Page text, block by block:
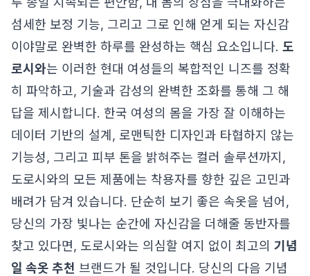
섬세한 보정 기능, 그리고 그로 인해 얻게 되는 자신감
이야말로 완벽한 하루를 완성하는 핵심 요소입니다. 도
로시와는 이러한 현대 여성들의 복합적인 니즈를 정확
히 파악하고, 기술과 감성의 완벽한 조화를 통해 그 해
답을 제시합니다. 한국 여성의 몸을 가장 잘 이해하는
데이터 기반의 설계, 로맨틱한 디자인과 타협하지 않는
기능성, 그리고 피부 톤을 밝혀주는 컬러 솔루션까지,
도로시와의 모든 제품에는 착용자를 향한 깊은 고민과
배려가 담겨 있습니다. 단순히 보기 좋은 속옷을 넘어,
당신의 가장 빛나는 순간에 자신감을 더해줄 동반자를
찾고 있다면, 도로시와는 의심할 여지 없이 최고의 기념
일 속옷 추천 브랜드가 될 것입니다. 당신의 다음 기념